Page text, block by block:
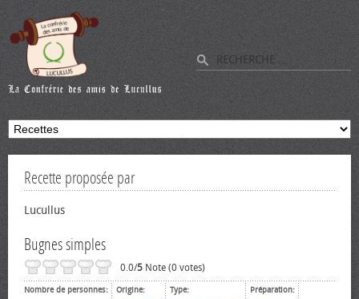
Recette proposée par
Lucullus
Bugnes simples
0.0/5 Note (0 votes)
Nombre de personnes:
Origine:
Type:
Préparation: